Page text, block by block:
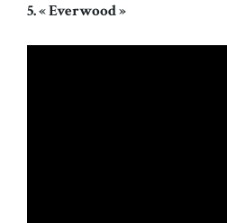
5. « Everwood »